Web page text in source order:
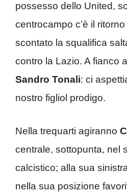
possesso dello United,
centrocampo c’è il
scontato la squalifica
contro la Lazio. A fianco
Sandro Tonali: ci
nostro figliol prodigo.
Nella trequarti agiranno
centrale, sottopunta, nel
calcistico; alla sua
nella sua posizione